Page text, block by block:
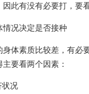
此有没有必要打，要
情况决定是否接种
身体素质比较差，有必
要看两个因素：
状况